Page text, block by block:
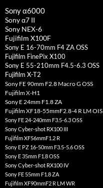
Sony α6000
Sony α7 II
Sony NEX-6
Fujifilm X100F
Sony E 16-70mm F4 ZA OSS
Fujifilm FinePix X100
Sony E 55-210mm F4.5-6.3 OSS
Fujifilm X-T2
Sony FE 90mm F2.8 Macro G OSS
Fujifilm X-H1
Sony E 24mm F1.8 ZA
Fujifilm XF18-55mmF2.8-4 R LM OIS
Sony FE 24-240mm F3.5-6.3 OSS
Sony Cyber-shot RX100 III
Fujifilm XF56mmF1.2 R
Sony E PZ 16-50mm F3.5-5.6 OSS
Sony E 35mm F1.8 OSS
Sony Cyber-shot RX100 IV
Sony FE 55mm F1.8 ZA
Fujifilm XF90mmF2 R LM WR